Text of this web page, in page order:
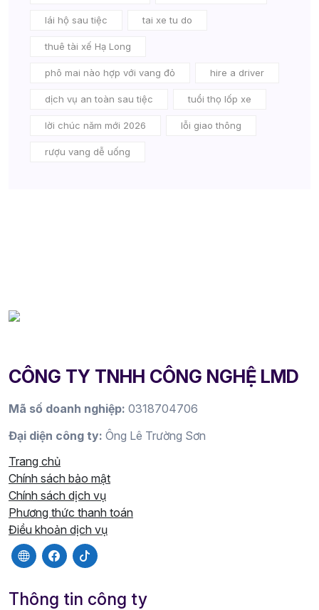
lái hộ sau tiệc tai xe tu do
thuê tài xế Hạ Long
phô mai nào hợp với vang đỏ hire a driver
dịch vụ an toàn sau tiệc tuổi thọ lốp xe
lời chúc năm mới 2026 lỗi giao thông
rượu vang dễ uống
CÔNG TY TNHH CÔNG NGHỆ LMD
Mã số doanh nghiệp: 0318704706
Đại diện công ty: Ông Lê Trường Sơn
Trang chủ
Chính sách bảo mật
Chính sách dịch vụ
Phương thức thanh toán
Điều khoản dịch vụ
Thông tin công ty